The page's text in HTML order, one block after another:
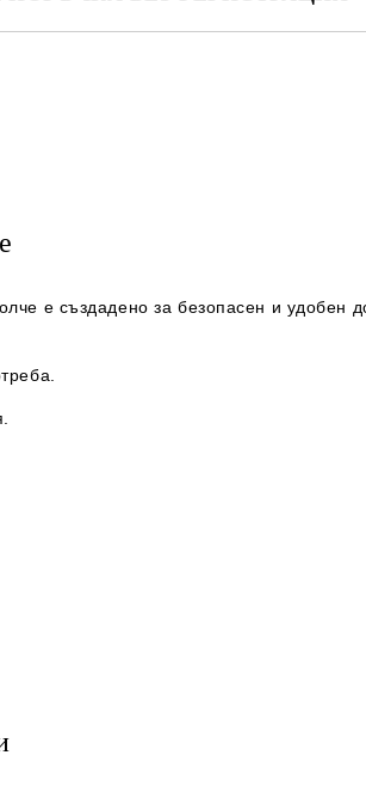
е създадено за безопасен и удобен